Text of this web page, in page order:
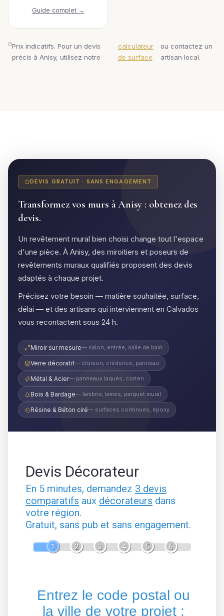
Guide complet →
Prix indicatifs. Pour un devis
précis à Anisy, utilisez notre
calculateur
de surface
ou contactez un
artisan local.
DEVIS GRATUIT · SANS ENGAGEMENT
Transformez vos murs à Anisy : obtenez des
devis.
Un revêtement mural bien choisi change tout l'espace
d'une pièce. À Anisy, des miroitiers et poseurs de
revêtements muraux qualifiés proposent des devis
adaptés à chaque projet.
Précisez votre besoin — matière souhaitée, surface,
délai — et des artisans qui interviennent en Calvados
vous recontactent sous 24 h.
Miroir sur mesure— salon, entrée, salle de bain
Verre décoratif— cloison, crédence, panneau
Métal & Acier— panneaux laqués, corten
Bois & Bardage— lambris, lames, parquet mural
Résine & Béton ciré— surfaces continues, époxy
Devis Décorateur
En 5 minutes, demandez 3 devis
comparatifs aux décorateurs dans
votre région.
Gratuit, sans pub et sans engagement.
1 2 3 4 5 6
Entrez le code postal ou
la ville de votre projet :